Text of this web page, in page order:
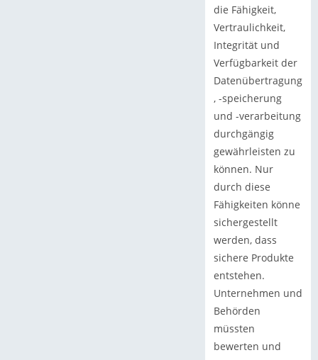
die Fähigkeit,
Vertraulichkeit,
Integrität und
Verfügbarkeit der
Datenübertragung
, -speicherung
und -verarbeitung
durchgängig
gewährleisten zu
können. Nur
durch diese
Fähigkeiten könne
sichergestellt
werden, dass
sichere Produkte
entstehen.
Unternehmen und
Behörden
müssten
bewerten und